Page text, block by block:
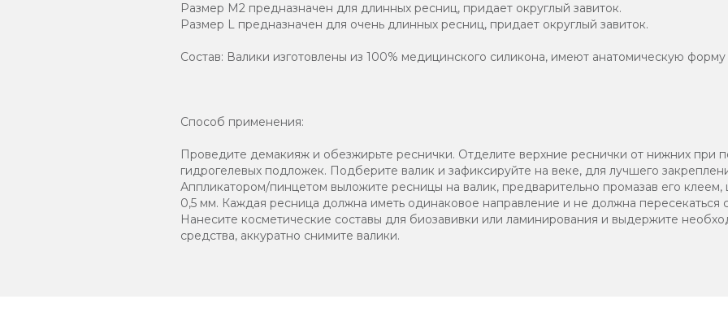
Размер M2 предназначен для длинных ресниц, придает округлый завиток.
Размер L предназначен для очень длинных ресниц, придает округлый завиток.
Состав: Валики изготовлены из 100% медицинского силикона, имеют анатомическую
Способ применения:
Проведите демакияж и обезжирьте реснички. Отделите верхние реснички от нижних при
гидрогелевых подложек. Подберите валик и зафиксируйте на веке, для лучшего
Аппликатором/пинцетом выложите ресницы на валик, предварительно промазав его
0,5 мм. Каждая ресница должна иметь одинаковое направление и не должна пересекаться
Нанесите косметические составы для биозавивки или ламинирования и выдержите
средства, аккуратно снимите валики.